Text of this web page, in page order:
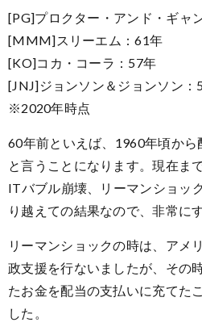
[PG]プロクター・アンド・ギャ
[MMM]スリーエム：61年
[KO]コカ・コーラ：57年
[JNJ]ジョンソン＆ジョンソン：
※2020年時点
60年前といえば、1960年頃から
と言うことになります。現在ま
ITバブル崩壊、リーマンショッ
り越えての結果なので、非常に
リーマンショックの時は、アメ
政支援を行ないましたが、その
たお金を配当の支払いに充てた
した。